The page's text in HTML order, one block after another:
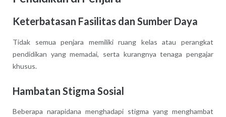
Keterbatasan Fasilitas dan Sumber Daya
Tidak semua penjara memiliki ruang kelas atau perangkat
pendidikan yang memadai, serta kurangnya tenaga pengajar
khusus.
Hambatan Stigma Sosial
Beberapa narapidana menghadapi stigma yang menghambat